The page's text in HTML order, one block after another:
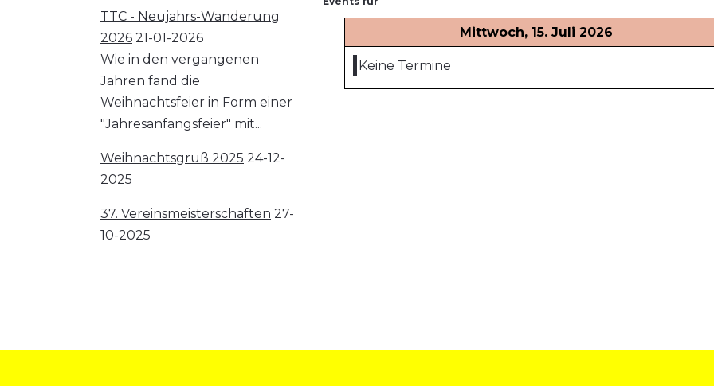
TTC - Neujahrs-Wanderung
2026 21-01-2026
Wie in den vergangenen
Jahren fand die
Weihnachtsfeier in Form einer
"Jahresanfangsfeier" mit...
Weihnachtsgruß 2025 24-12-
2025
37. Vereinsmeisterschaften 27-
10-2025
Mittwoch, 15. Juli 2026
Keine Termine